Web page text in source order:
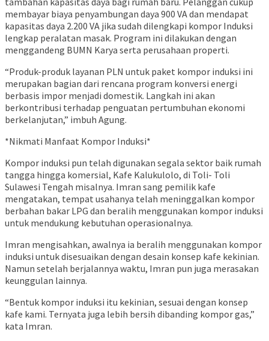
membayar biaya penyambungan daya 900 VA dan mendapat
kapasitas daya 2.200 VA jika sudah dilengkapi kompor Induksi
lengkap peralatan masak. Program ini dilakukan dengan
menggandeng BUMN Karya serta perusahaan properti.
“Produk-produk layanan PLN untuk paket kompor induksi ini
merupakan bagian dari rencana program konversi energi
berbasis impor menjadi domestik. Langkah ini akan
berkontribusi terhadap penguatan pertumbuhan ekonomi
berkelanjutan,” imbuh Agung.
*Nikmati Manfaat Kompor Induksi*
Kompor induksi pun telah digunakan segala sektor baik rumah
tangga hingga komersial, Kafe Kalukulolo, di Toli- Toli
Sulawesi Tengah misalnya. Imran sang pemilik kafe
mengatakan, tempat usahanya telah meninggalkan kompor
berbahan bakar LPG dan beralih menggunakan kompor induksi
untuk mendukung kebutuhan operasionalnya.
Imran mengisahkan, awalnya ia beralih menggunakan kompor
induksi untuk disesuaikan dengan desain konsep kafe kekinian.
Namun setelah berjalannya waktu, Imran pun juga merasakan
keunggulan lainnya.
“Bentuk kompor induksi itu kekinian, sesuai dengan konsep
kafe kami. Ternyata juga lebih bersih dibanding kompor gas,”
kata Imran.